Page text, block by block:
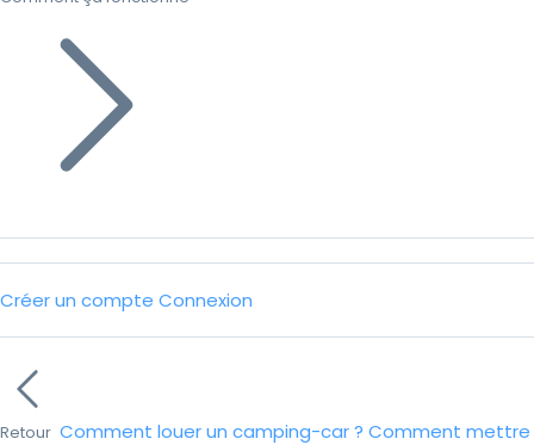
Créer un compte Connexion
Retour Comment louer un camping-car ? Comment mettre